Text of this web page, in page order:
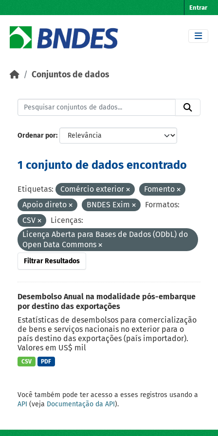
Entrar
Conjuntos de dados
Ordenar por
1 conjunto de dados encontrado
Etiquetas: Comércio exterior
Fomento
Apoio direto
BNDES Exim
Formatos:
CSV
Licenças:
Licença Aberta para Bases de Dados (ODbL) do
Open Data Commons
Filtrar Resultados
Desembolso Anual na modalidade pós-embarque
por destino das exportações
Estatísticas de desembolsos para comercialização
de bens e serviços nacionais no exterior para o
país destino das exportações (país importador).
Valores em US$ mil
CSV PDF
Você também pode ter acesso a esses registros usando a
API (veja Documentação da API).